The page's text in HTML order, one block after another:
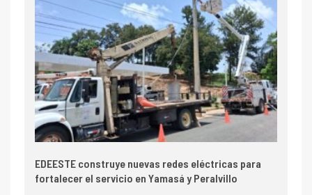
EDEESTE construye nuevas redes eléctricas para
fortalecer el servicio en Yamasá y Peralvillo